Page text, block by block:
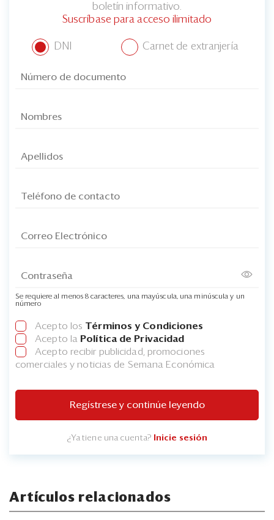
boletín informativo.
Suscríbase para acceso ilimitado
DNI Carnet de extranjería
Se requiere al menos 8 caracteres, una mayúscula, una minúscula y un
número
Acepto los Términos y Condiciones
Acepto la Política de Privacidad
Acepto recibir publicidad, promociones
comerciales y noticias de Semana Económica
Regístrese y continúe leyendo
¿Ya tiene una cuenta? Inicie sesión
Artículos relacionados